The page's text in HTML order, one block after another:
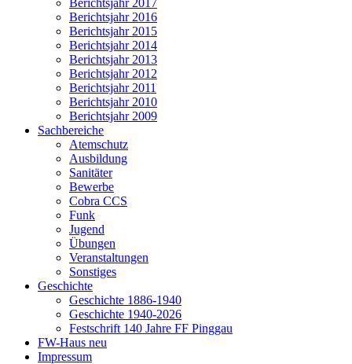
Berichtsjahr 2017
Berichtsjahr 2016
Berichtsjahr 2015
Berichtsjahr 2014
Berichtsjahr 2013
Berichtsjahr 2012
Berichtsjahr 2011
Berichtsjahr 2010
Berichtsjahr 2009
Sachbereiche
Atemschutz
Ausbildung
Sanitäter
Bewerbe
Cobra CCS
Funk
Jugend
Übungen
Veranstaltungen
Sonstiges
Geschichte
Geschichte 1886-1940
Geschichte 1940-2026
Festschrift 140 Jahre FF Pinggau
FW-Haus neu
Impressum